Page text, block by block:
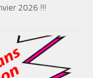
2026 !!!